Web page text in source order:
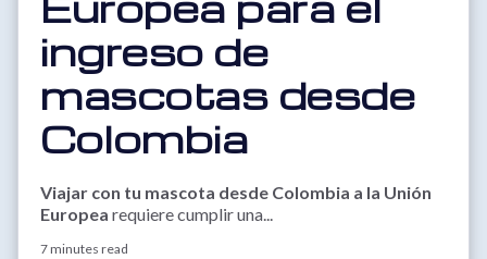
ingreso de
mascotas desde
Colombia
Viajar con tu mascota desde Colombia a la Unión
Europea requiere cumplir una...
7 minutes read